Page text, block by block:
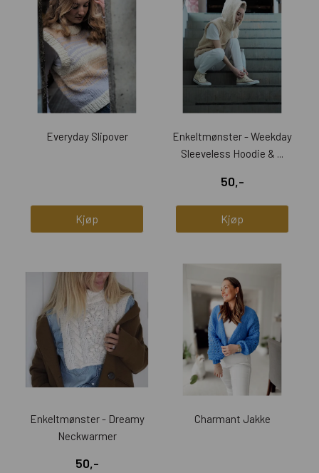
Everyday Slipover
Kjøp
Enkeltmønster - Weekday
Sleeveless Hoodie & ...
50,-
Kjøp
Enkeltmønster - Dreamy
Neckwarmer
50,-
Charmant Jakke